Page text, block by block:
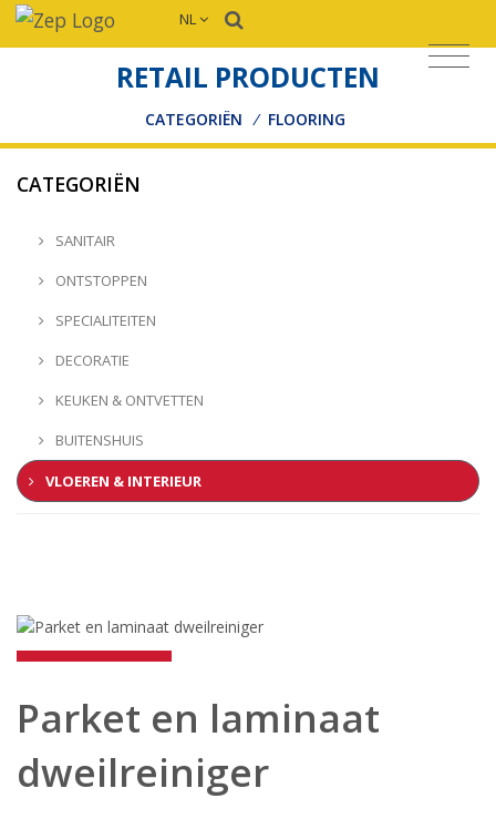
NL
RETAIL PRODUCTEN
CATEGORIËN / FLOORING
CATEGORIËN
SANITAIR
ONTSTOPPEN
SPECIALITEITEN
DECORATIE
KEUKEN & ONTVETTEN
BUITENSHUIS
VLOEREN & INTERIEUR
Parket en laminaat
dweilreiniger